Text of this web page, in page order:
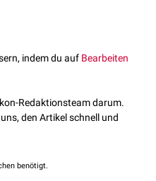
Ursache.
indem du auf Bearbeiten
Redaktionsteam darum.
den Artikel schnell und
benötigt.